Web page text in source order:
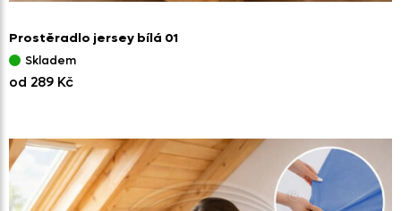
Prostěradlo jersey bílá 01
Skladem
od 289 Kč